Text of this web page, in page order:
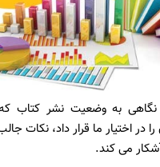
به وضعیت نشر کتاب که
در اختیار ما قرار داد، نکات
می کند.